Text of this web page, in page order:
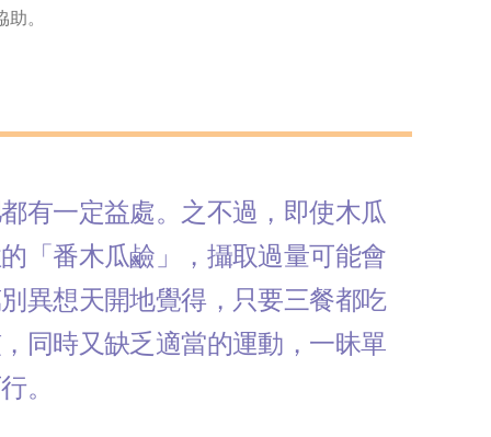
助。
有一定益處。之不過，即使木瓜
「番木瓜鹼」，攝取過量可能會
異想天開地覺得，只要三餐都吃
同時又缺乏適當的運動，一昧單
。